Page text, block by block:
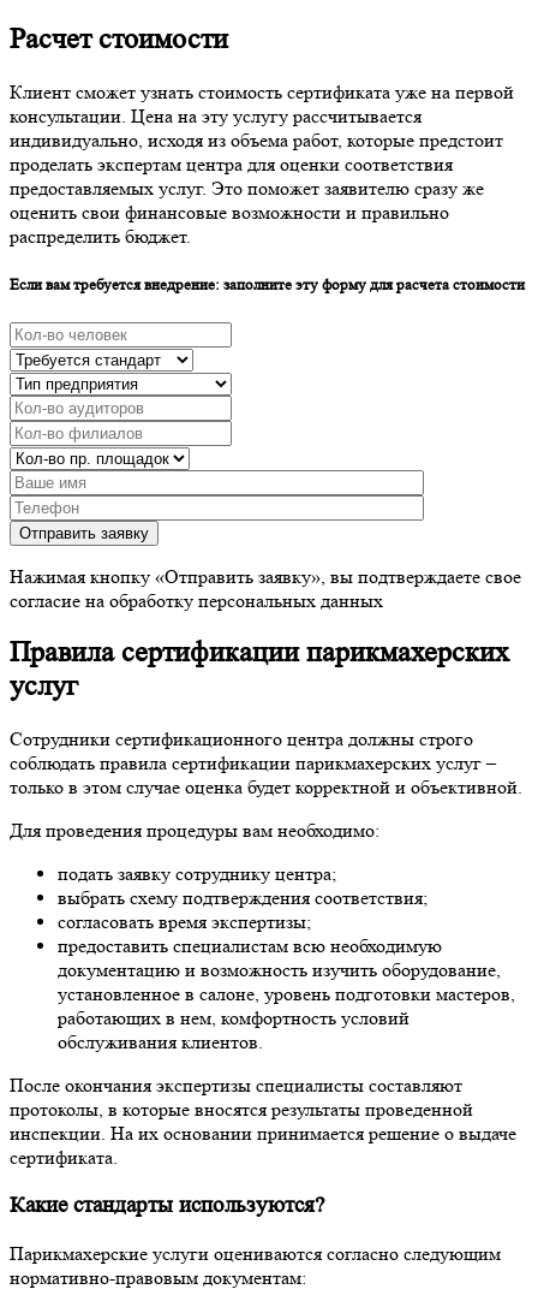
Расчет стоимости
Клиент сможет узнать стоимость сертификата уже на первой
консультации. Цена на эту услугу рассчитывается
индивидуально, исходя из объема работ, которые предстоит
проделать экспертам центра для оценки соответствия
предоставляемых услуг. Это поможет заявителю сразу же
оценить свои финансовые возможности и правильно
распределить бюджет.
Если вам требуется внедрение: заполните эту форму для расчета стоимости
Отправить заявку
Нажимая кнопку «Отправить заявку», вы подтверждаете свое
согласие на обработку персональных данных
Правила сертификации парикмахерских
услуг
Сотрудники сертификационного центра должны строго
соблюдать правила сертификации парикмахерских услуг –
только в этом случае оценка будет корректной и объективной.
Для проведения процедуры вам необходимо:
подать заявку сотруднику центра;
выбрать схему подтверждения соответствия;
согласовать время экспертизы;
предоставить специалистам всю необходимую
документацию и возможность изучить оборудование,
установленное в салоне, уровень подготовки мастеров,
работающих в нем, комфортность условий
обслуживания клиентов.
После окончания экспертизы специалисты составляют
протоколы, в которые вносятся результаты проведенной
инспекции. На их основании принимается решение о выдаче
сертификата.
Какие стандарты используются?
Парикмахерские услуги оцениваются согласно следующим
нормативно-правовым документам: